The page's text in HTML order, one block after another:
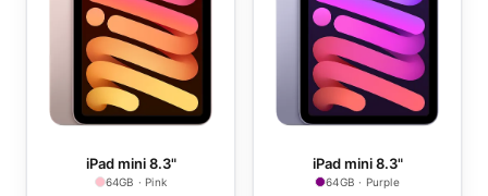
iPad mini 8.3"
64GB · Pink
iPad mini 8.3"
64GB · Purple